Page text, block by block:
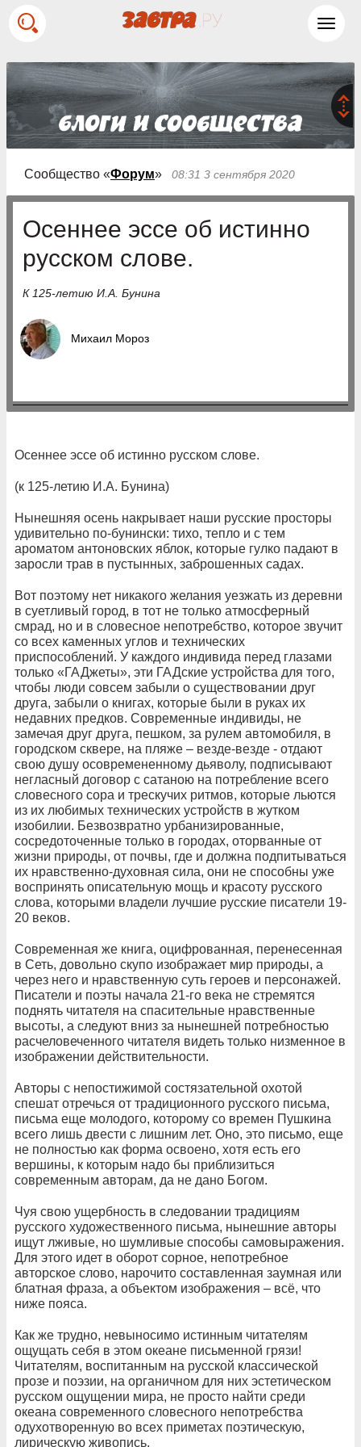
Сообщество «Форум» 08:31 3 сентября 2020
Осеннее эссе об истинно
русском слове.
К 125-летию И.А. Бунина
Михаил Мороз
Осеннее эссе об истинно русском слове.
(к 125-летию И.А. Бунина)
Нынешняя осень накрывает наши русские просторы
удивительно по-бунински: тихо, тепло и с тем
ароматом антоновских яблок, которые гулко падают в
заросли трав в пустынных, заброшенных садах.
Вот поэтому нет никакого желания уезжать из деревни
в суетливый город, в тот не только атмосферный
смрад, но и в словесное непотребство, которое звучит
со всех каменных углов и технических
приспособлений. У каждого индивида перед глазами
только «ГАДжеты», эти ГАДские устройства для того,
чтобы люди совсем забыли о существовании друг
друга, забыли о книгах, которые были в руках их
недавних предков. Современные индивиды, не
замечая друг друга, пешком, за рулем автомобиля, в
городском сквере, на пляже – везде-везде - отдают
свою душу осовремененному дьяволу, подписывают
негласный договор с сатаною на потребление всего
словесного сора и трескучих ритмов, которые льются
из их любимых технических устройств в жутком
изобилии. Безвозвратно урбанизированные,
сосредоточенные только в городах, оторванные от
жизни природы, от почвы, где и должна подпитываться
их нравственно-духовная сила, они не способны уже
воспринять описательную мощь и красоту русского
слова, которыми владели лучшие русские писатели 19-
20 веков.
Современная же книга, оцифрованная, перенесенная
в Сеть, довольно скупо изображает мир природы, а
через него и нравственную суть героев и персонажей.
Писатели и поэты начала 21-го века не стремятся
поднять читателя на спасительные нравственные
высоты, а следуют вниз за нынешней потребностью
расчеловеченного читателя видеть только низменное в
изображении действительности.
Авторы с непостижимой состязательной охотой
спешат отречься от традиционного русского письма,
письма еще молодого, которому со времен Пушкина
всего лишь двести с лишним лет. Оно, это письмо, еще
не полностью как форма освоено, хотя есть его
вершины, к которым надо бы приблизиться
современным авторам, да не дано Богом.
Чуя свою ущербность в следовании традициям
русского художественного письма, нынешние авторы
ищут лживые, но шумливые способы самовыражения.
Для этого идет в оборот сорное, непотребное
авторское слово, нарочито составленная заумная или
блатная фраза, а объектом изображения – всё, что
ниже пояса.
Как же трудно, невыносимо истинным читателям
ощущать себя в этом океане письменной грязи!
Читателям, воспитанным на русской классической
прозе и поэзии, на органичном для них эстетическом
русском ощущении мира, не просто найти среди
океана современного словесного непотребства
одухотворенную во всех приметах поэтическую,
лирическую живопись.